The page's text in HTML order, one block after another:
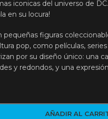
iconicas del universo de
en su locura!
pequeñas figuras
pop, como películas,
por su diseño único: una
y redondos, y una
AÑADIR AL